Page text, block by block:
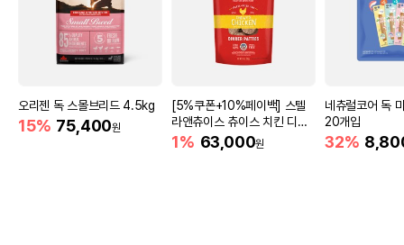
오리젠 독 스몰브리드 4.5kg
15% 75,400원
[5%쿠폰+10%페이백] 스텔
라앤츄이스 츄이스 치킨 디너
패티 397g
1% 63,000원
네츄럴코어 독
20개입
32%